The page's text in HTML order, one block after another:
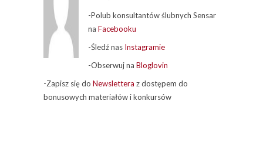
-Polub konsultantów ślubnych Sensar
na Facebooku
-Śledź nas Instagramie
-Obserwuj na Bloglovin
-Zapisz się do Newslettera z dostępem do
bonusowych materiałów i konkursów